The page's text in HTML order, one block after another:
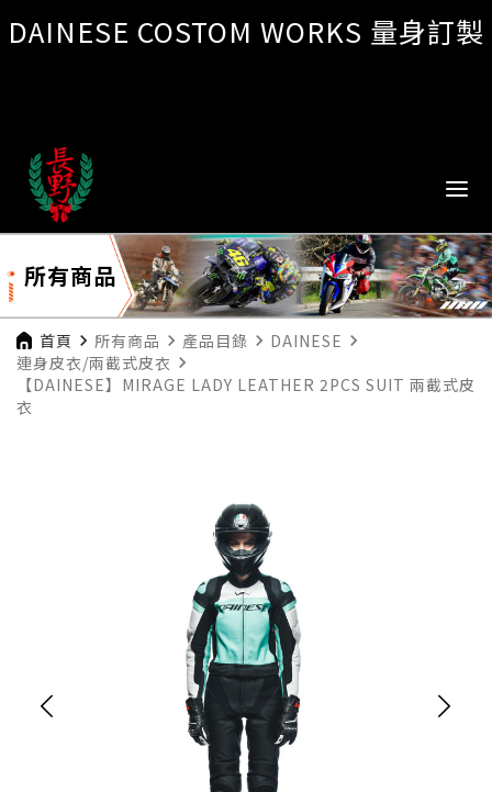
DAINESE COSTOM WORKS 量身訂製
所有商品
首頁 navigate_next 所有商品 navigate_next 產品目錄 navigate_next DAINESE navigate_next
連身皮衣/兩截式皮衣 navigate_next
【DAINESE】MIRAGE LADY LEATHER 2PCS SUIT 兩截式皮
衣